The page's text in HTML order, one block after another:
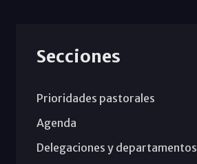
Secciones
Prioridades pastorales
Agenda
Delegaciones y departamentos